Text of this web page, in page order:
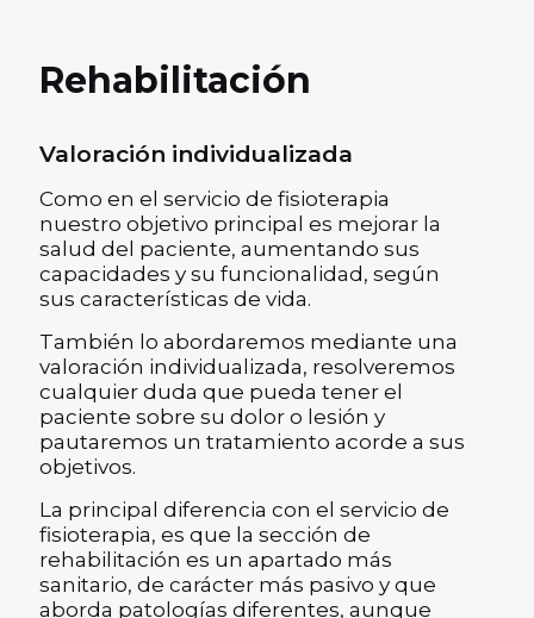
Rehabilitación
Valoración individualizada
Como en el servicio de fisioterapia
nuestro objetivo principal es mejorar la
salud del paciente, aumentando sus
capacidades y su funcionalidad, según
sus características de vida.
También lo abordaremos mediante una
valoración individualizada, resolveremos
cualquier duda que pueda tener el
paciente sobre su dolor o lesión y
pautaremos un tratamiento acorde a sus
objetivos.
La principal diferencia con el servicio de
fisioterapia, es que la sección de
rehabilitación es un apartado más
sanitario, de carácter más pasivo y que
aborda patologías diferentes, aunque